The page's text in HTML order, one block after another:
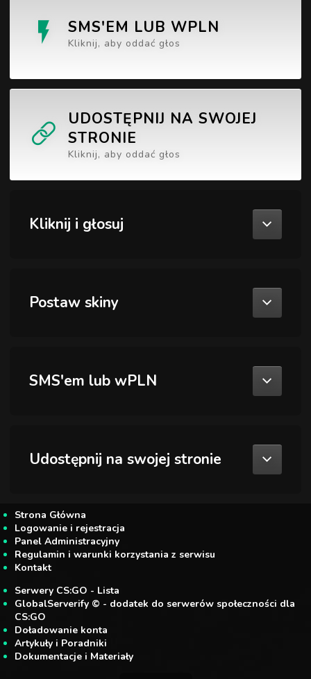
SMS'EM LUB WPLN
Kliknij, aby oddać głos
UDOSTĘPNIJ NA SWOJEJ
STRONIE
Kliknij, aby oddać głos
Kliknij i głosuj
Postaw skiny
SMS'em lub wPLN
Udostępnij na swojej stronie
Strona Główna
Logowanie i rejestracja
Panel Administracyjny
Regulamin i warunki korzystania z serwisu
Kontakt
Serwery CS:GO - Lista
GlobalServerify © - dodatek do serwerów społeczności dla
CS:GO
Doładowanie konta
Artykuły i Poradniki
Dokumentacje i Materiały